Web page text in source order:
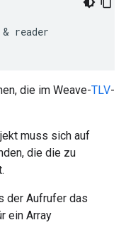
& reader
die im Weave-TLV-
muss sich auf
die die zu
der Aufrufer das
ein Array